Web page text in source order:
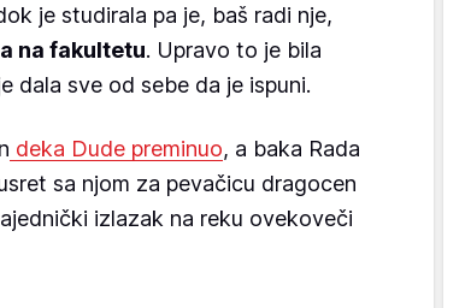
je studirala pa je, baš radi nje,
na fakultetu. Upravo to je bila
dala sve od sebe da je ispuni.
deka Dude preminuo, a baka Rada
sa njom za pevačicu dragocen
izlazak na reku ovekoveči